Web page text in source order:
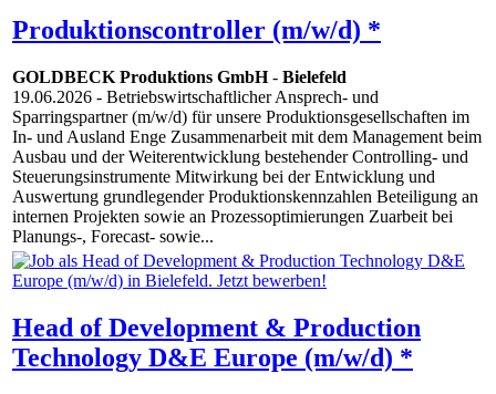
Produktionscontroller (m/w/d) *
GOLDBECK Produktions GmbH- Bielefeld
19.06.2026 - Betriebswirtschaftlicher Ansprech- und
Sparringspartner (m/w/d) für unsere Produktionsgesellschaften im
In- und Ausland Enge Zusammenarbeit mit dem Management beim
Ausbau und der Weiterentwicklung bestehender Controlling- und
Steuerungsinstrumente Mitwirkung bei der Entwicklung und
Auswertung grundlegender Produktionskennzahlen Beteiligung an
internen Projekten sowie an Prozessoptimierungen Zuarbeit bei
Planungs-, Forecast- sowie...
Head of Development & Production
Technology D&E Europe (m/w/d) *